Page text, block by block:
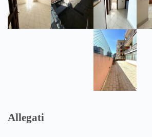
Allegati